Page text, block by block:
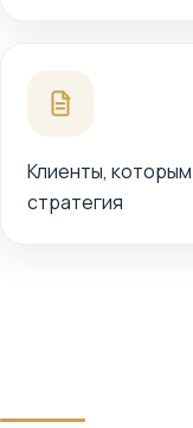
Клиенты,
стратегия